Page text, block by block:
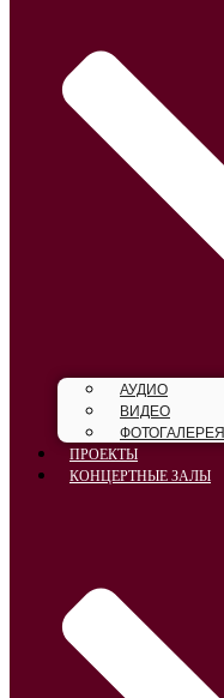
АУДИО
ВИДЕО
ФОТОГАЛЕРЕЯ
ПРОЕКТЫ
КОНЦЕРТНЫЕ ЗАЛЫ